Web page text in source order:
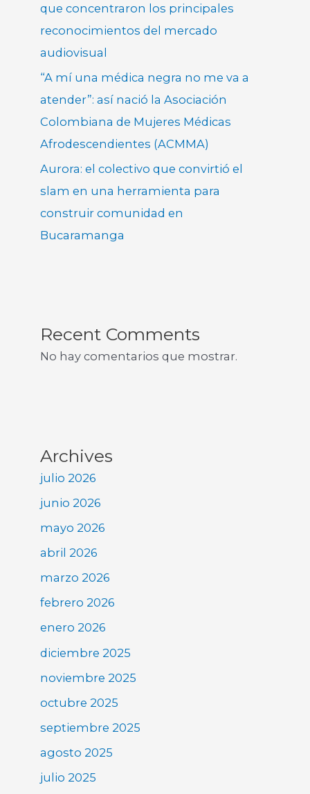
que concentraron los principales
reconocimientos del mercado
audiovisual
“A mí una médica negra no me va a
atender”: así nació la Asociación
Colombiana de Mujeres Médicas
Afrodescendientes (ACMMA)
Aurora: el colectivo que convirtió el
slam en una herramienta para
construir comunidad en
Bucaramanga
Recent Comments
No hay comentarios que mostrar.
Archives
julio 2026
junio 2026
mayo 2026
abril 2026
marzo 2026
febrero 2026
enero 2026
diciembre 2025
noviembre 2025
octubre 2025
septiembre 2025
agosto 2025
julio 2025